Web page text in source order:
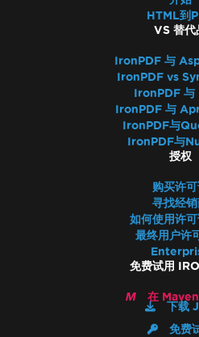
HTML到
VS 替代
IronPDF 与
IronPDF vs
IronPDF
IronPDF 与
IronPDF与
IronPDF与
授权
购买许
寻找经
如何使用许可
最终用户许
免费试用
在
下载
免费